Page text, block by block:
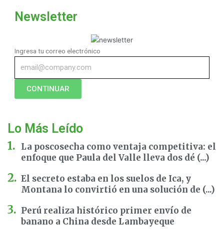
Newsletter
Ingresa tu correo electrónico
CONTINUAR
Lo Más Leído
La poscosecha como ventaja competitiva: el
enfoque que Paula del Valle lleva dos dé (...)
El secreto estaba en los suelos de Ica, y
Montana lo convirtió en una solución de (...)
Perú realiza histórico primer envío de
banano a China desde Lambayeque